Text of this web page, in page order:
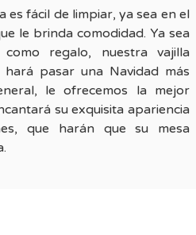
es fácil de limpiar, ya sea en el
le brinda comodidad. Ya sea
regalo, nuestra vajilla
pasar una Navidad más
le ofrecemos la mejor
su exquisita apariencia
que harán que su mesa